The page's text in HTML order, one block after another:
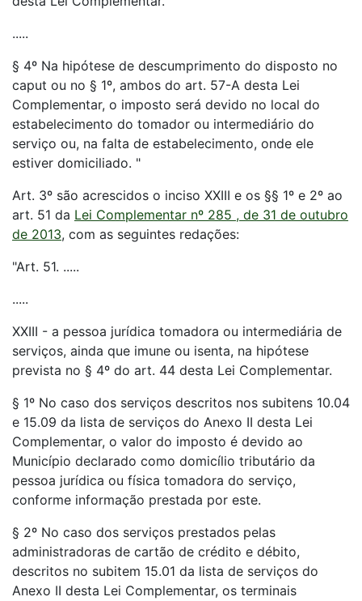
.....
§ 4º Na hipótese de descumprimento do disposto no
caput ou no § 1º, ambos do art. 57-A desta Lei
Complementar, o imposto será devido no local do
estabelecimento do tomador ou intermediário do
serviço ou, na falta de estabelecimento, onde ele
estiver domiciliado. "
Art. 3º são acrescidos o inciso XXIII e os §§ 1º e 2º ao
art. 51 da Lei Complementar nº 285 , de 31 de outubro
de 2013, com as seguintes redações:
"Art. 51. .....
.....
XXIII - a pessoa jurídica tomadora ou intermediária de
serviços, ainda que imune ou isenta, na hipótese
prevista no § 4º do art. 44 desta Lei Complementar.
§ 1º No caso dos serviços descritos nos subitens 10.04
e 15.09 da lista de serviços do Anexo II desta Lei
Complementar, o valor do imposto é devido ao
Município declarado como domicílio tributário da
pessoa jurídica ou física tomadora do serviço,
conforme informação prestada por este.
§ 2º No caso dos serviços prestados pelas
administradoras de cartão de crédito e débito,
descritos no subitem 15.01 da lista de serviços do
Anexo II desta Lei Complementar, os terminais